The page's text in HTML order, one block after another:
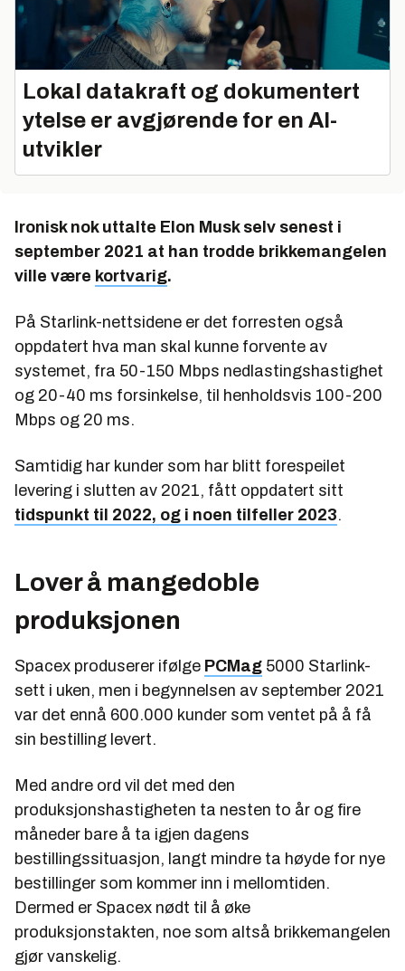
Lokal datakraft og dokumentert
ytelse er avgjørende for en AI-
utvikler
Ironisk nok uttalte Elon Musk selv senest i
september 2021 at han trodde brikkemangelen
ville være kortvarig.
På Starlink-nettsidene er det forresten også
oppdatert hva man skal kunne forvente av
systemet, fra 50-150 Mbps nedlastingshastighet
og 20-40 ms forsinkelse, til henholdsvis 100-200
Mbps og 20 ms.
Samtidig har kunder som har blitt forespeilet
levering i slutten av 2021, fått oppdatert sitt
tidspunkt til 2022, og i noen tilfeller 2023.
Lover å mangedoble
produksjonen
Spacex produserer ifølge PCMag 5000 Starlink-
sett i uken, men i begynnelsen av september 2021
var det ennå 600.000 kunder som ventet på å få
sin bestilling levert.
Med andre ord vil det med den
produksjonshastigheten ta nesten to år og fire
måneder bare å ta igjen dagens
bestillingssituasjon, langt mindre ta høyde for nye
bestillinger som kommer inn i mellomtiden.
Dermed er Spacex nødt til å øke
produksjonstakten, noe som altså brikkemangelen
gjør vanskelig.